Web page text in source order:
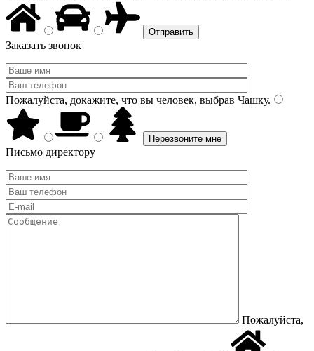
Заказать звонок
Пожалуйста, докажите, что вы человек, выбрав Чашку.
Письмо директору
Пожалуйста,